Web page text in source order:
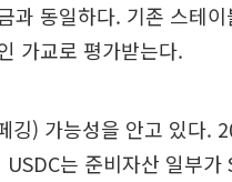
과 동일하다. 기존 스테
가교로 평가받는다.
깅) 가능성을 안고 있다.
는 준비자산 일부가